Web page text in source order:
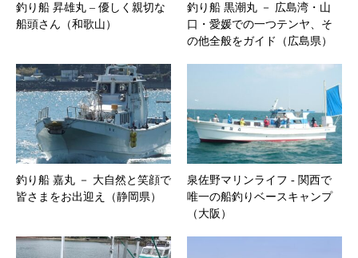
釣り船 昇雄丸 – 優しく親切な
船頭さん（和歌山）
釣り船 黒潮丸 － 広島湾・山
口・愛媛での一つテンヤ、そ
の他全般をガイド（広島県）
釣り船 嘉丸 － 大自然と笑顔で
皆さまをお出迎え（静岡県）
泉佐野マリンライフ ‐ 関西で
唯一の船釣りベースキャンプ
（大阪）